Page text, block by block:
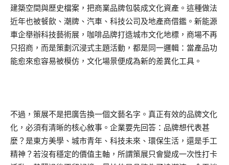
建築空間與歷史檔案，把商業品牌包裝成文化資產。這種做法
近年也被餐飲、潮牌、汽車、科技公司及地產商借鑑。新能源
車企舉辦科技藝術展，咖啡品牌打造城市文化地標，商場不再
只招商，而是策劃沉浸式主題活動，都是同一邏輯：當產品功
能愈來愈容易被模仿，文化場景便成為新的差異化工具。
不過，策展不是把廣告換一個文藝名字。真正有效的品牌文化
化，必須有清晰的核心敘事。企業要先回答：品牌想代表甚
麼？是東方美學、城市青年、科技未來、環保生活，還是手工
精神？若沒有穩定的價值主軸，所謂策展只會變成一次性打卡